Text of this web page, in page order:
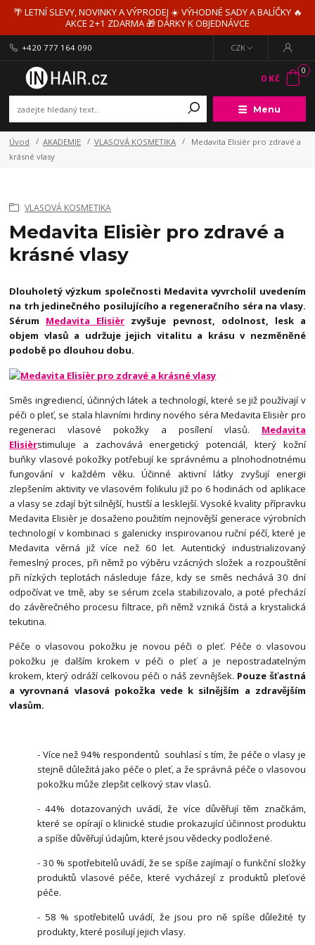
🌴 LETNÍ SLEVY, NOVINKY A VÝPRODEJ ☀️ VÝHODNÉ SADY A BALÍČKY 🔥
AKCE 2+1 ZDARMA 🎁 DÁRKY K OBJEDNÁVCE
Menu
CZK
+420 777 164 090
0
0 Kč
Úvod AKADEMIE VLASOVÁ KOSMETIKA
Medavita Elisièr pro zdravé a
krásné vlasy
VLASOVÁ KOSMETIKA
Medavita Elisièr pro zdravé a
krásné vlasy
Dlouholetý výzkum společnosti Medavita vyvrcholil uvedením
na trh jedinečného posilujícího a regeneračního séra na vlasy.
Sérum Medavita Elisièr zvyšuje pevnost, odolnost, lesk a
objem vlasů a udržuje jejich vitalitu a krásu v nezměněné
podobě po dlouhou dobu.
Směs ingrediencí, účinných látek a technologií, které se již používají v
péči o pleť, se stala hlavními hrdiny nového séra Medavita Elisièr pro
regeneraci vlasové pokožky a posílení vlasů. Medavita
Elisièrstimuluje a zachovává energetický potenciál, který kožní
buňky vlasové pokožky potřebují ke správnému a plnohodnotnému
fungování v každém věku. Účinné aktivní látky zvyšují energii
zlepšením aktivity ve vlasovém folikulu již po 6 hodinách od aplikace
a vlasy se zdají být silnější, hustší a lesklejší. Vysoké kvality přípravku
Medavita Elisièr je dosaženo použitím nejnovější generace výrobních
technologií v kombinaci s galenicky inspirovanou ruční péčí, které je
Medavita věrná již více než 60 let. Autentický industrializovaný
řemeslný proces, při němž po výběru vzácných složek a rozpouštění
při nízkých teplotách následuje fáze, kdy se směs nechává 30 dní
odpočívat ve tmě, aby se sérum zcela stabilizovalo, a poté přechází
do závěrečného procesu filtrace, při němž vzniká čistá a krystalická
tekutina.
Péče o vlasovou pokožku je novou péči o pleť. Péče o vlasovou
pokožku je dalším krokem v péči o pleť a je nepostradatelným
krokem, který odráží celkovou péči o náš zevnějšek. Pouze šťastná
a vyrovnaná vlasová pokožka vede k silnějším a zdravějším
vlasům.
- Více než 94% respondentů souhlasí s tím, že péče o vlasy je
stejně důležitá jako péče o pleť, a že správná péče o vlasovou
pokožku může zlepšit celkový stav vlasů.
- 44% dotazovaných uvádí, že více důvěřují těm značkám,
které se opírají o klinické studie prokazující účinnost produktu
a spíše důvěřují údajům, které jsou vědecky podložené.
- 30 % spotřebitelů uvádí, že se spíše zajímají o funkční složky
produktů vlasové péče, které vycházejí z produktů pleťové
péče.
- 58 % spotřebitelů uvádí, že jsou pro ně spíše důležité ty
produkty, které posilují jejich vlasy.